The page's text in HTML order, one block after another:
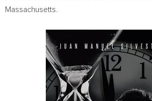
Massachusetts